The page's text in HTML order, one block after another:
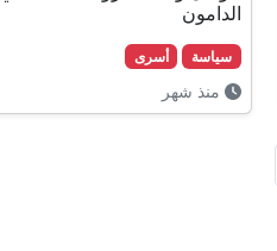
الدامون
سياسة أسرى
منذ شهر